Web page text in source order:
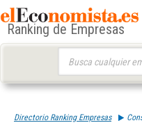
Ranking de Empresas
Directorio Ranking Empresas